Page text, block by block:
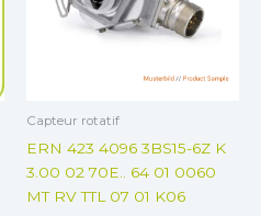
Capteur rotatif
ERN 423 4096 3BS15-6Z K
3.00 02 70E.. 64 01 0060
MT RV TTL 07 01 K06